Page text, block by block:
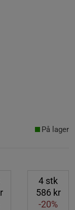
På lager
4 stk
586 kr
-20%